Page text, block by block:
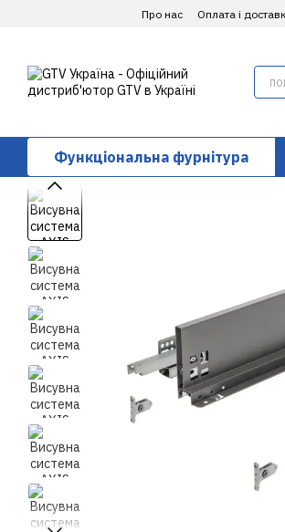
Перейти до основного контенту
Про нас Оплата і
Функціональна фурнітура